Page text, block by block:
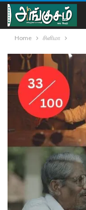
Home சினிமா